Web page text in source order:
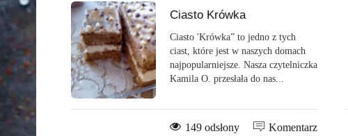
Ciasto Krówka
Ciasto 'Krówka” to jedno z tych
ciast, które jest w naszych domach
najpopularniejsze. Nasza czytelniczka
Kamila O. przesłała do nas...
Komentarz
149 odsłony